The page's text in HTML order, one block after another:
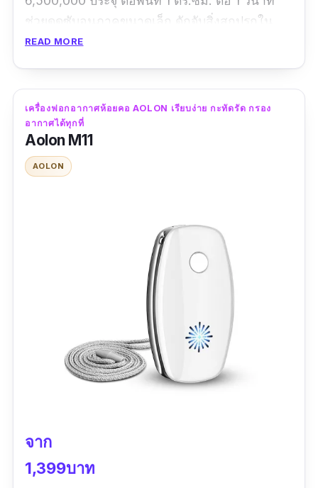
ช่วยดูดซับอนุภาคขนาดเล็ก ดักจับสิ่งสกปรกใน
อากาศแล้วให้มันตกสู่พื้นก่อนที่เราจะหายใจเข้าไป
ภูมิแพ้ แบคทีเรีย ซึ่งเป็นสาเหตุหนึ่งของการเกิด
ภูมิแพ้ แถมราคาไม่แรงมาก บอกเลยว่าต้องมี
รีวิว: น้ำหนักเบามาก ห้อยคอไม่เมื่อย รู้สึกหายใจ
โล่งสบายขึ้นค่ะ
READ MORE
เครื่องฟอกอากาศห้อยคอ AOLON เรียบง่าย กะทัดรัด กรอง
อากาศได้ทุกที่
Aolon M11
AOLON
จาก
1,399บาท